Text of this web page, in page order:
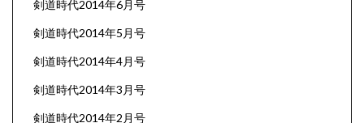
剣道時代2014年6月号
剣道時代2014年5月号
剣道時代2014年4月号
剣道時代2014年3月号
剣道時代2014年2月号